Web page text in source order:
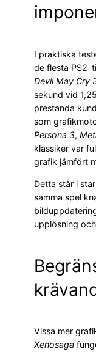
I praktiska
de flesta PS2-
Devil May Cry
sekund vid
prestanda
som
Persona 3,
klassiker var
grafik jämfört
Detta står i
samma spel
upplösning
Vissa mer
Xenosaga